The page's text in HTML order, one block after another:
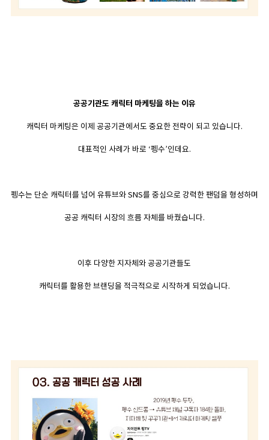
공공기관도 캐릭터 마케팅을 하는 이유
캐릭터 마케팅은 이제 공공기관에서도 중요한 전략이 되고 있습니다.
대표적인 사례가 바로 ‘펭수’인데요.
펭수는 단순 캐릭터를 넘어 유튜브와 SNS를 중심으로 강력한 팬덤을 형성하며
공공 캐릭터 시장의 흐름 자체를 바꿨습니다.
이후 다양한 지자체와 공공기관들도
캐릭터를 활용한 브랜딩을 적극적으로 시작하게 되었습니다.